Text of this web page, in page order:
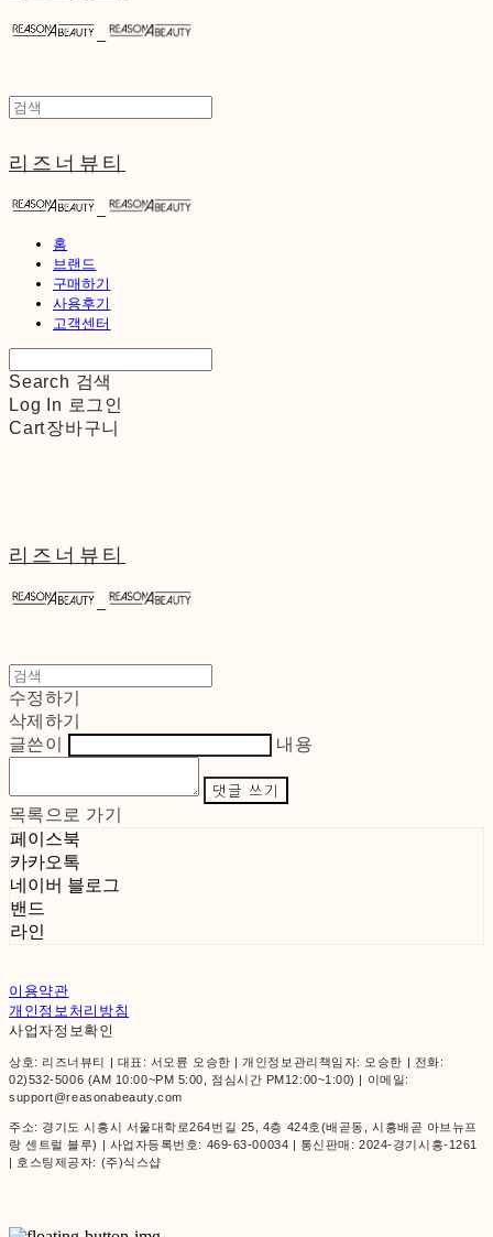
리즈너뷰티
홈
브랜드
구매하기
사용후기
고객센터
Search 검색
Log In 로그인
Cart장바구니
리즈너뷰티
수정하기
삭제하기
글쓴이
내용
댓글 쓰기
목록으로 가기
페이스북
카카오톡
네이버 블로그
밴드
라인
이용약관
개인정보처리방침
사업자정보확인
상호: 리즈너뷰티 | 대표: 서오륜 오승한 | 개인정보관리책임자: 오승한 | 전화:
02)532-5006 (AM 10:00~PM 5:00, 점심시간 PM12:00~1:00) | 이메일:
support@reasonabeauty.com
주소: 경기도 시흥시 서울대학로264번길 25, 4층 424호(배곧동, 시흥배곧 아브뉴프
랑 센트럴 블루) | 사업자등록번호: 469-63-00034 | 통신판매:2024-경기시흥-1261
| 호스팅제공자: (주)식스샵